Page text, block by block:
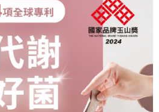
止該用戶之使用額度並採取法律行動。